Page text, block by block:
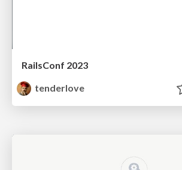
RailsConf 2023
tenderlove